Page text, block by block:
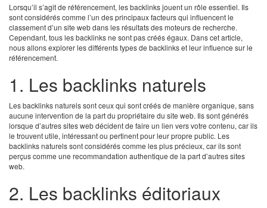
Lorsqu’il s’agit de référencement, les backlinks jouent un rôle essentiel. Ils
sont considérés comme l’un des principaux facteurs qui influencent le
classement d’un site web dans les résultats des moteurs de recherche.
Cependant, tous les backlinks ne sont pas créés égaux. Dans cet article,
nous allons explorer les différents types de backlinks et leur influence sur le
référencement.
1. Les backlinks naturels
Les backlinks naturels sont ceux qui sont créés de manière organique, sans
aucune intervention de la part du propriétaire du site web. Ils sont générés
lorsque d’autres sites web décident de faire un lien vers votre contenu, car ils
le trouvent utile, intéressant ou pertinent pour leur propre public. Les
backlinks naturels sont considérés comme les plus précieux, car ils sont
perçus comme une recommandation authentique de la part d’autres sites
web.
2. Les backlinks éditoriaux